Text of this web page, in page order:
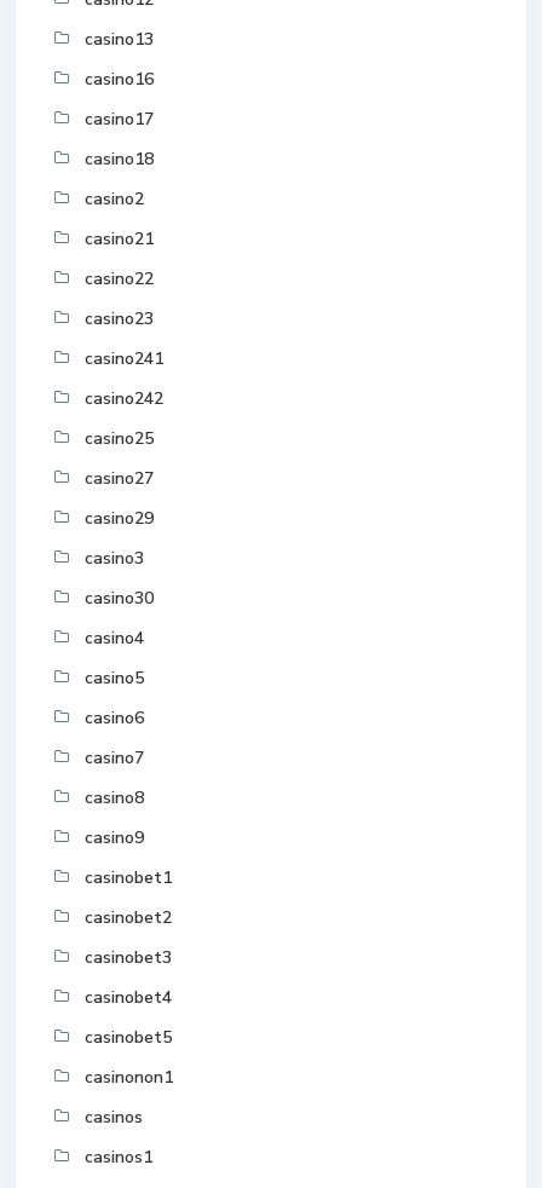
casino13
casino16
casino17
casino18
casino2
casino21
casino22
casino23
casino241
casino242
casino25
casino27
casino29
casino3
casino30
casino4
casino5
casino6
casino7
casino8
casino9
casinobet1
casinobet2
casinobet3
casinobet4
casinobet5
casinonon1
casinos
casinos1